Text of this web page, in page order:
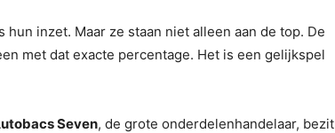
inzet. Maar ze staan ​​niet alleen aan de top. De
met dat exacte percentage. Het is een gelijkspel
Seven, de grote onderdelenhandelaar, bezit